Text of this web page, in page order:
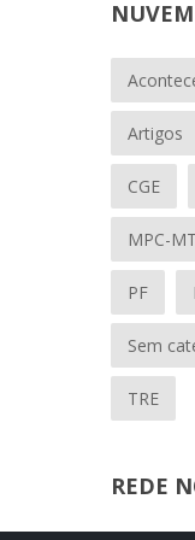
Artigos
CGE
MPC-MT
PF
Sem
TRE
REDE